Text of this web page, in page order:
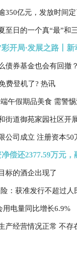
350亿元，发放时间
至日的一个真“最”和
债券基金也会有回撤？
费登机了? 热讯
午假期品美食 需警
街道御苑家园社区开
公司成立 注册资本50
标的酒企出现了
用电量同比增长6.9%